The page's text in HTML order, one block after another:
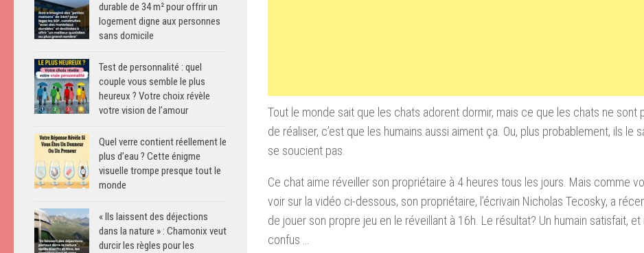
Tout le monde sait que les chats adorent dormir, mais ce que les chats ne sont
de réaliser, c’est que les humains aussi aiment ça. Ou, plus probablement, ils le
se soucient pas.
Ce chat aime réveiller son propriétaire à 4 heures tous les jours. Mais comme
voir sur la vidéo ci-dessous, son propriétaire, l’écrivain Nicholas Tecosky, a
de jouer son propre jeu en le réveillant à 16h. Le résultat? Un humain satisfait,
confus …
durable de 34 m² pour offrir un
logement digne aux personnes
sans domicile
Test de personnalité : quel
couple vous semble le plus
heureux ? Votre choix révèle
votre vision de l’amour
Quel verre contient réellement le
plus d’eau ? Cette énigme
visuelle trompe presque tout le
monde
« Ils laissent des déjections
dans la nature » : Chamonix veut
durcir les règles pour les